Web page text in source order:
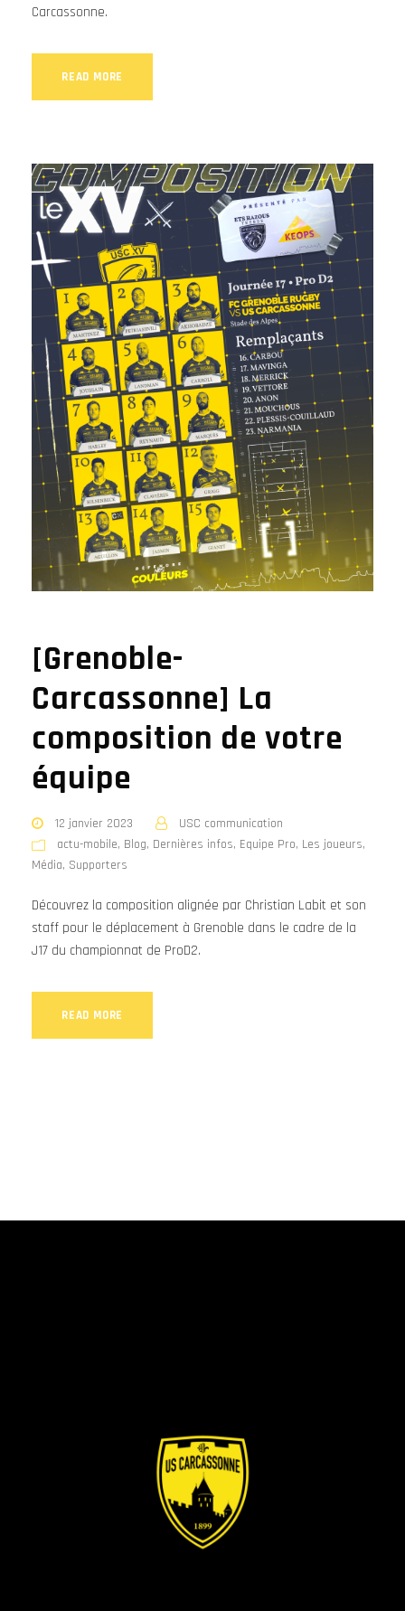
Carcassonne.
READ MORE
[Grenoble-
Carcassonne] La
composition de votre
équipe
12 janvier 2023
USC communication
actu-mobile, Blog, Dernières infos, Equipe Pro, Les joueurs,
Média, Supporters
Découvrez la composition alignée par Christian Labit et son
staff pour le déplacement à Grenoble dans le cadre de la
J17 du championnat de ProD2.
READ MORE